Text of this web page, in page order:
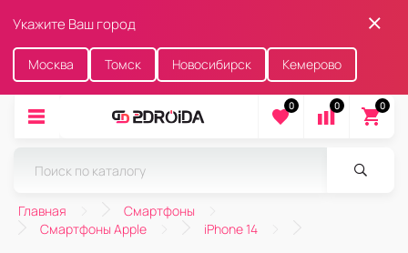
Укажите Ваш город
Москва Томск Новосибирск Кемерово
0 0 0
Главная
Смартфоны
Смартфоны Apple
iPhone 14